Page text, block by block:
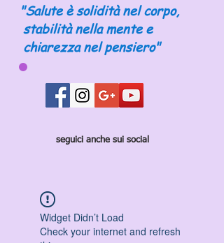
"Salute è solidità nel corpo,
stabilità nella mente e
chiarezza nel pensiero"
seguici anche sui social
Widget Didn’t Load
Check your internet and refresh